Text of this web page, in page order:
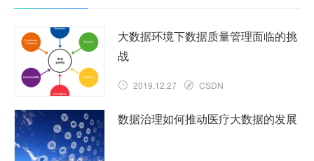
大数据环境下数据质量管理面临的挑
战
2019.12.27 CSDN
数据治理如何推动医疗大数据的发展